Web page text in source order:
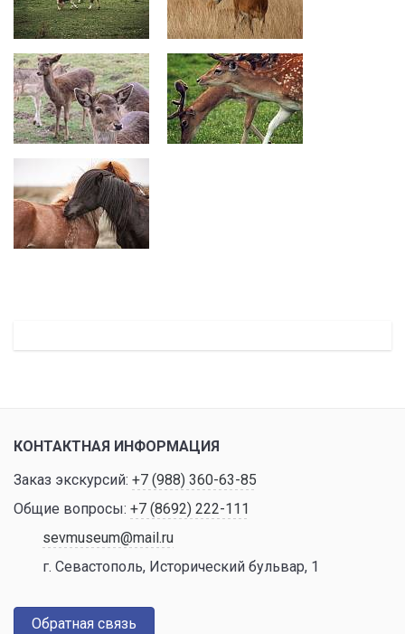
КОНТАКТНАЯ ИНФОРМАЦИЯ
Заказ экскурсий: +7 (988) 360-63-85
Общие вопросы: +7 (8692) 222-111
sevmuseum@mail.ru
г. Севастополь, Исторический бульвар, 1
Обратная связь